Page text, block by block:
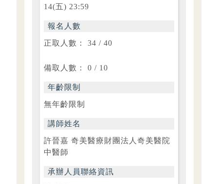
14(五) 23:59
報名人數
正取人數： 34 / 40
備取人數： 0 / 10
年齡限制
無年齡限制
講師姓名
許晉嘉 奇美醫療財團法人奇美醫院
中醫師
承辦人員聯絡資訊